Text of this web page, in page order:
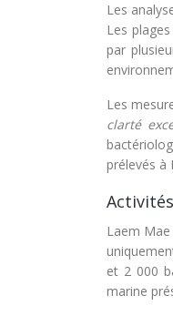
Les
Les
par
Les
clarté
prélevés à
Laem
et 2 000
marine